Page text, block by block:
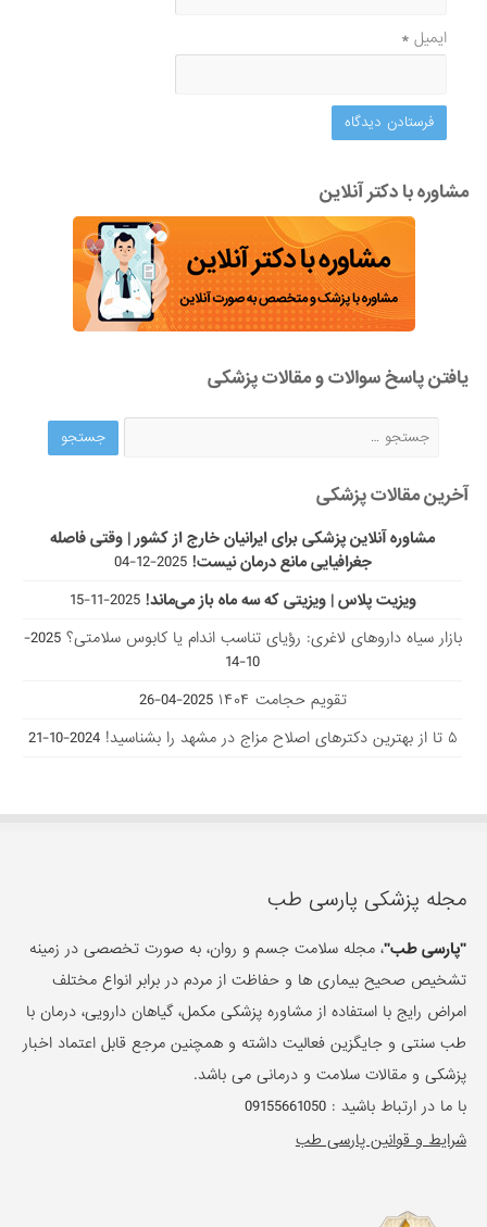
ایمیل*
مشاوره با دکتر آنلاین
یافتن پاسخ سوالات و مقالات پزشکی
آخرین مقالات پزشکی
مشاوره آنلاین پزشکی برای ایرانیان خارج از کشور | وقتی فاصله
جغرافیایی مانع درمان نیست! 2025-12-04
ویزیت پلاس | ویزیتی که سه ماه باز می‌ماند! 2025-11-15
بازار سیاه داروهای لاغری: رؤیای تناسب اندام یا کابوس سلامتی؟
2025-
10-14
تقویم حجامت ۱۴۰۴
2025-04-26
۵ تا از بهترین دکتر‌های اصلاح مزاج در مشهد را بشناسید!
2024-10-21
مجله پزشکی پارسی طب
"پارسی طب"، مجله سلامت جسم و روان، به صورت تخصصی در زمینه
تشخیص صحیح بیماری ها و حفاظت از مردم در برابر انواع مختلف
امراض رایج با استفاده از مشاوره پزشکی مکمل، گیاهان دارویی، درمان با
طب سنتی و جایگزین فعالیت داشته و همچنین مرجع قابل اعتماد اخبار
پزشکی و مقالات سلامت و درمانی می باشد.
با ما در ارتباط باشید :09155661050
شرایط و قوانین پارسی طب